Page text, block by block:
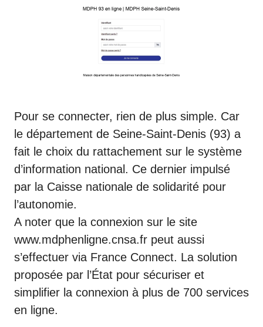
Pour se connecter, rien de plus simple. Car
le département de Seine-Saint-Denis (93) a
fait le choix du rattachement sur le système
d’information national. Ce dernier impulsé
par la Caisse nationale de solidarité pour
l’autonomie.
A noter que la connexion sur le site
www.mdphenligne.cnsa.fr peut aussi
s’effectuer via France Connect. La solution
proposée par l’État pour sécuriser et
simplifier la connexion à plus de 700 services
en ligne.